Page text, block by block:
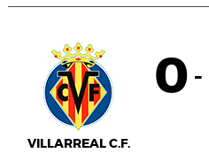
VILLARREAL C.F.
0 -